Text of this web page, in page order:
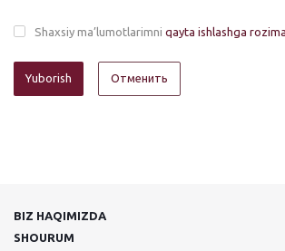
Shaxsiy ma’lumotlarimni qayta ishlashga
Отменить
BIZ HAQIMIZDA
SHOURUM